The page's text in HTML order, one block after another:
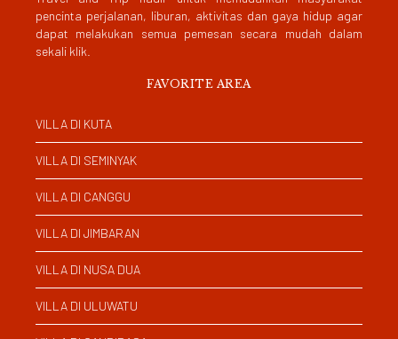
pencinta perjalanan, liburan, aktivitas dan gaya hidup agar
dapat melakukan semua pemesan secara mudah dalam
sekali klik.
FAVORITE AREA
VILLA DI KUTA
VILLA DI SEMINYAK
VILLA DI CANGGU
VILLA DI JIMBARAN
VILLA DI NUSA DUA
VILLA DI ULUWATU